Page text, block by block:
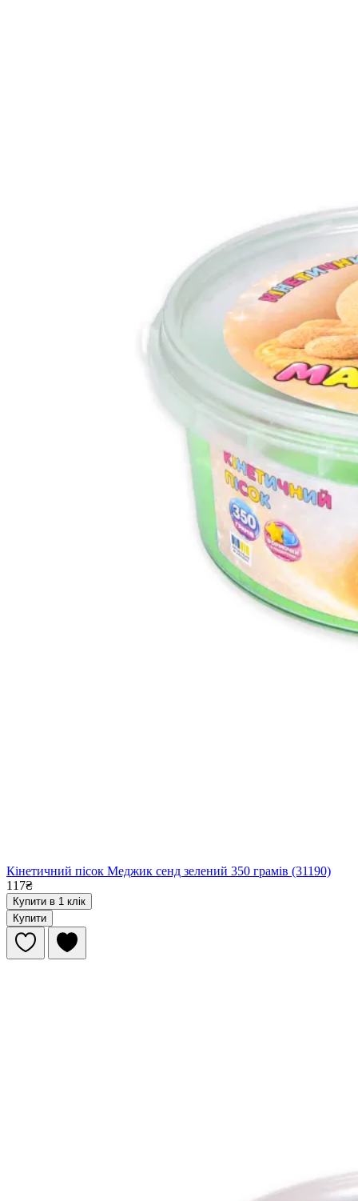
Кінетичний пісок Меджик сенд зелений 350 грамів (31190)
117₴
Купити в 1 клік
Купити